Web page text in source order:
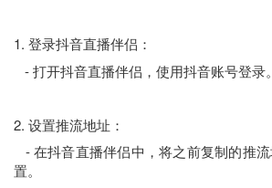
1. 登录抖音直播伴侣：
- 打开抖音直播伴侣，使用抖音账号登录。
2. 设置推流地址：
- 在抖音直播伴侣中，将之前复制的推
置。